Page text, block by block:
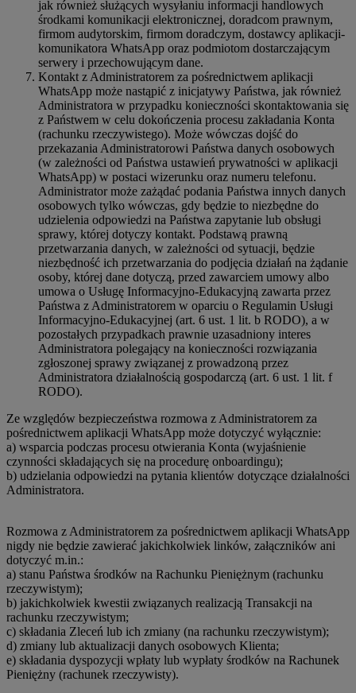
jak również służących wysyłaniu informacji handlowych
środkami komunikacji elektronicznej, doradcom prawnym,
firmom audytorskim, firmom doradczym, dostawcy aplikacji-
komunikatora WhatsApp oraz podmiotom dostarczającym
serwery i przechowującym dane.
Kontakt z Administratorem za pośrednictwem aplikacji
WhatsApp może nastąpić z inicjatywy Państwa, jak również
Administratora w przypadku konieczności skontaktowania się
z Państwem w celu dokończenia procesu zakładania Konta
(rachunku rzeczywistego). Może wówczas dojść do
przekazania Administratorowi Państwa danych osobowych
(w zależności od Państwa ustawień prywatności w aplikacji
WhatsApp) w postaci wizerunku oraz numeru telefonu.
Administrator może zażądać podania Państwa innych danych
osobowych tylko wówczas, gdy będzie to niezbędne do
udzielenia odpowiedzi na Państwa zapytanie lub obsługi
sprawy, której dotyczy kontakt. Podstawą prawną
przetwarzania danych, w zależności od sytuacji, będzie
niezbędność ich przetwarzania do podjęcia działań na żądanie
osoby, której dane dotyczą, przed zawarciem umowy albo
umowa o Usługę Informacyjno-Edukacyjną zawarta przez
Państwa z Administratorem w oparciu o Regulamin Usługi
Informacyjno-Edukacyjnej (art. 6 ust. 1 lit. b RODO), a w
pozostałych przypadkach prawnie uzasadniony interes
Administratora polegający na konieczności rozwiązania
zgłoszonej sprawy związanej z prowadzoną przez
Administratora działalnością gospodarczą (art. 6 ust. 1 lit. f
RODO).
Ze względów bezpieczeństwa rozmowa z Administratorem za
pośrednictwem aplikacji WhatsApp może dotyczyć wyłącznie:
a) wsparcia podczas procesu otwierania Konta (wyjaśnienie
czynności składających się na procedurę onboardingu);
b) udzielania odpowiedzi na pytania klientów dotyczące działalności
Administratora.
Rozmowa z Administratorem za pośrednictwem aplikacji WhatsApp
nigdy nie będzie zawierać jakichkolwiek linków, załączników ani
dotyczyć m.in.:
a) stanu Państwa środków na Rachunku Pieniężnym (rachunku
rzeczywistym);
b) jakichkolwiek kwestii związanych realizacją Transakcji na
rachunku rzeczywistym;
c) składania Zleceń lub ich zmiany (na rachunku rzeczywistym);
d) zmiany lub aktualizacji danych osobowych Klienta;
e) składania dyspozycji wpłaty lub wypłaty środków na Rachunek
Pieniężny (rachunek rzeczywisty).